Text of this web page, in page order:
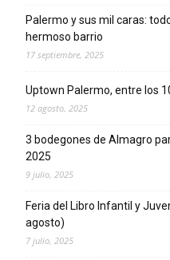
Palermo y sus mil caras:
hermoso barrio
17 septiembre, 2025
Uptown Palermo, entre los
12 agosto, 2025
3 bodegones de Almagro
2025
9 julio, 2025
Feria del Libro Infantil y
agosto)
7 julio, 2025